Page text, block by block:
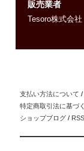
販売業者
Tesoro株式会社
支払い方法について /
特定商取引法に基づ
ショップブログ / RSS